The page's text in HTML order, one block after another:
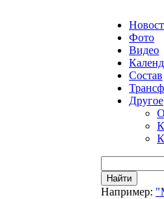
Фото
Видео
Состав
Другое
Найти
Например: